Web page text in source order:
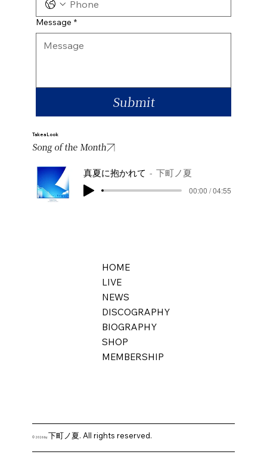
Message *
Submit
Take a Look
Song of the Month
真夏に抱かれて
下町ノ夏
00:00 / 04:55
HOME
LIVE
NEWS
DISCOGRAPHY
BIOGRAPHY
SHOP
MEMBERSHIP
© 2026 by下町ノ夏. All rights reserved.